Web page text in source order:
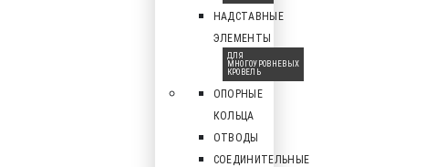
НАДСТАВНЫЕ
ЭЛЕМЕНТЫ
ДЛЯ
МНОГОУРОВНЕВЫХ
КРОВЕЛЬ
ОПОРНЫЕ
КОЛЬЦА
ОТВОДЫ
СОЕДИНИТЕЛЬНЫЕ